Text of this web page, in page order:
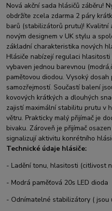
Nová akční sada hlásičů záběru!
obdržíte zcela zdarma 2 páry
barů (stabilizátorů prutu)! Kvalitní
novým designem v UK stylu a
základní charakteristika nových
Hlásiče nabízejí regulaci
vybaven jednou barevnou
pamětovou diodou. Vysoký dosah
samozřejmostí. Součastí balení
kovových krátkých a dlouhých
zajistí maximální stabilitu prutu v
větru. Prakticky malý přijímač je
bivaku. Zároveň je přijímač
signalizují aktivitu konrétního
Technické údaje hlásiče:
- Ladění tonu, hlasitosti (citlivost
- Modrá paměťová 20s LED dioda
- Odnímatelné stabilizátory ( jsou